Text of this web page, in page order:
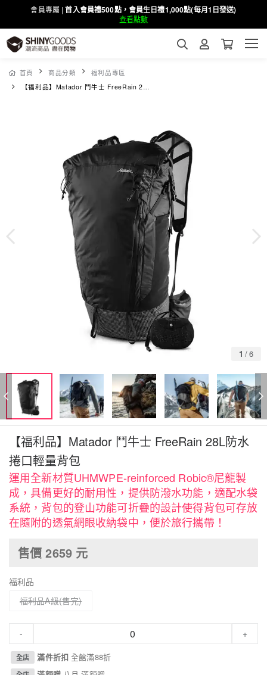
會員專屬 |首入會員禮500點，會員生日禮1,000點(每月1日發送)
查看點數
首頁 商品分類
福利品專區
【福利品】Matador 鬥牛士 FreeRain 28L防水捲口輕量背包
1 /6
【福利品】Matador 鬥牛士 FreeRain 28L防水
捲口輕量背包
運用全新材質UHMWPE-reinforced Robic®尼龍製
成，具備更好的耐用性，提供防潑水功能，適配水袋
系統，背包的登山功能可折疊的設計使得背包可存放
在隨附的透氣網眼收納袋中，便於旅行攜帶！
售價2659元
福利品
福利品A級
- +
全店 滿件折扣全館滿88折